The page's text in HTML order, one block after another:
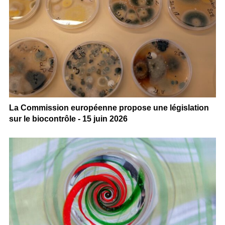
La Commission européenne propose une législation
sur le biocontrôle - 15 juin 2026